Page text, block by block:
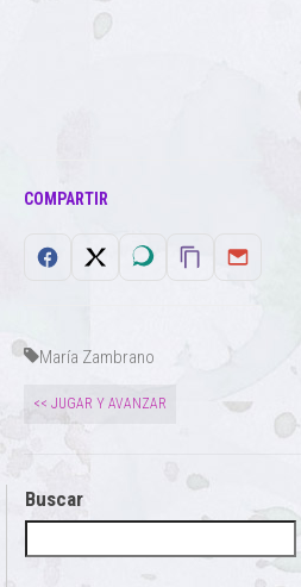
COMPARTIR
María Zambrano
<< JUGAR Y AVANZAR
Buscar